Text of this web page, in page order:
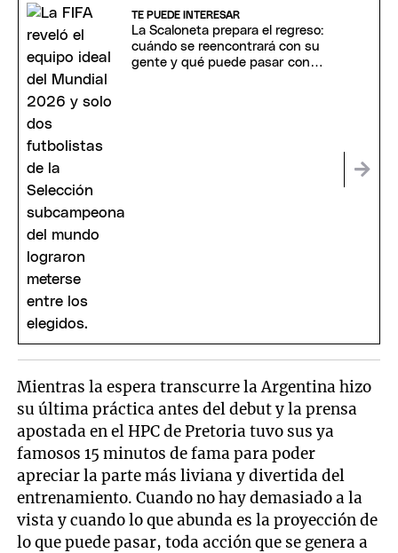
TE PUEDE INTERESAR
La Scaloneta prepara el regreso:
cuándo se reencontrará con su
gente y qué puede pasar con
Mientras la espera transcurre la Argentina hizo
su última práctica antes del debut y la prensa
apostada en el HPC de Pretoria tuvo sus ya
famosos 15 minutos de fama para poder
apreciar la parte más liviana y divertida del
entrenamiento. Cuando no hay demasiado a la
vista y cuando lo que abunda es la proyección de
lo que puede pasar, toda acción que se genera a